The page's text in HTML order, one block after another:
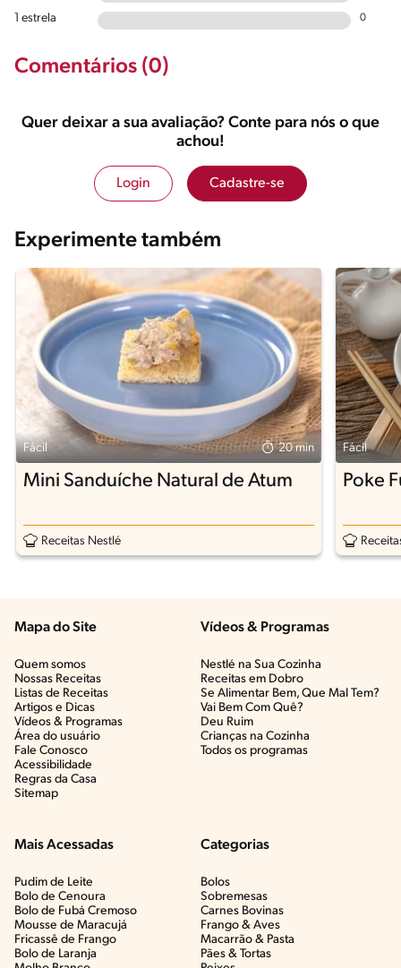
1 estrela 0
Comentários (0)
Quer deixar a sua avaliação? Conte para nós o que
achou!
Login Cadastre-se
Experimente também
Fácil 20 min
Mini Sanduíche Natural de Atum
Receitas Nestlé
Fácil
Poke
Mapa do Site
Quem somos
Nossas Receitas
Listas de Receitas​
Artigos e Dicas​
Vídeos & Programas​
Área do usuário
Fale Conosco
Acessibilidade
Regras da Casa
Sitemap
Vídeos & Programas​
Nestlé na Sua Cozinha
Receitas em Dobro
Se Alimentar Bem, Que Mal Tem?​
Vai Bem Com Quê?​
Deu Ruim​
Crianças na Cozinha​
Todos os programas
Mais Acessadas
Pudim de Leite
Bolo de Cenoura
Bolo de Fubá Cremoso
Mousse de Maracujá
Fricassê de Frango
Bolo de Laranja
Categorias
Bolos
Sobremesas
Carnes Bovinas​
Frango & Aves​
Macarrão & Pasta​
Pães & Tortas​